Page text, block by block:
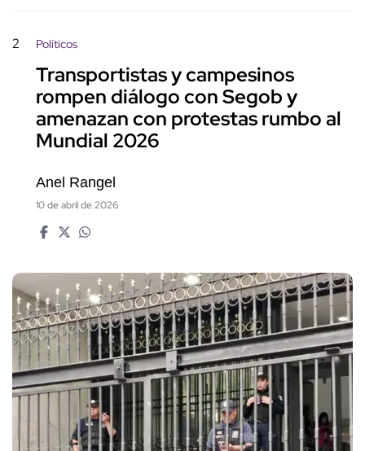
2 Políticos
Transportistas y campesinos
rompen diálogo con Segob y
amenazan con protestas rumbo al
Mundial 2026
Anel Rangel
10 de abril de 2026